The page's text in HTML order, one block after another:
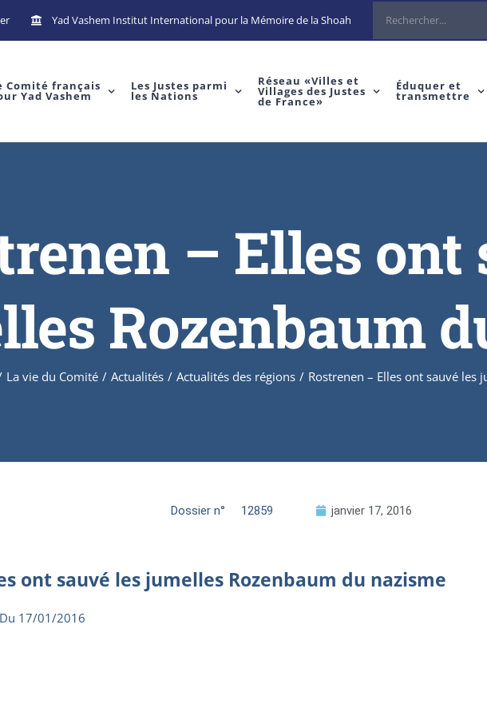
Yad Vashem Institut International pour la Mémoire de la Shoah
Comité français
Yad Vashem
Les Justes parmi
les Nations
Réseau «Villes et
Villages des Justes
de France»
Éduquer et
transmettre
– Elles ont
Rozenbaum
La vie du Comité / Actualités / Actualités des régions / Rostrenen – Elles ont sauvé les
Dossier n° 12859 janvier 17, 2016
ont sauvé les jumelles Rozenbaum du nazisme
Du 17/01/2016